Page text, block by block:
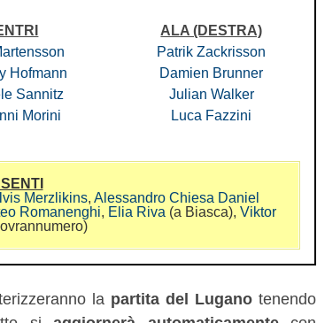
Hofmann
Sannitz
Morini
ALA (DESTRA)
Patrik Zackrisson
Damien Brunner
Julian Walker
Luca Fazzini
Merzlikins, Alessandro Chiesa Daniel
Romanenghi, Elia Riva (a Biasca), Viktor
la partita del Lugano tenendo